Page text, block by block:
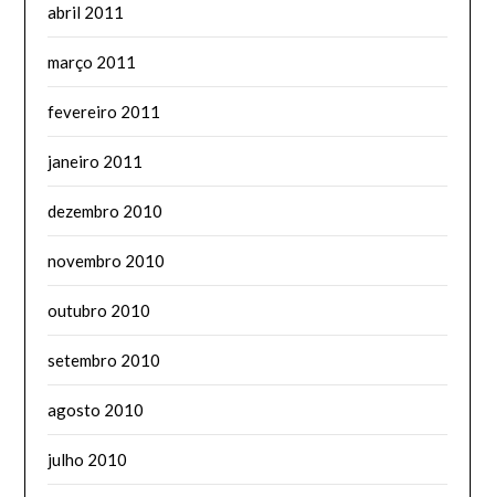
abril 2011
março 2011
fevereiro 2011
janeiro 2011
dezembro 2010
novembro 2010
outubro 2010
setembro 2010
agosto 2010
julho 2010